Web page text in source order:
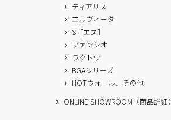
ティアリス
エルヴィータ
S［エス］
ファンシオ
ラクトワ
BGAシリーズ
HOTウォール、その他
ONLINE SHOWROOM（商品詳細）